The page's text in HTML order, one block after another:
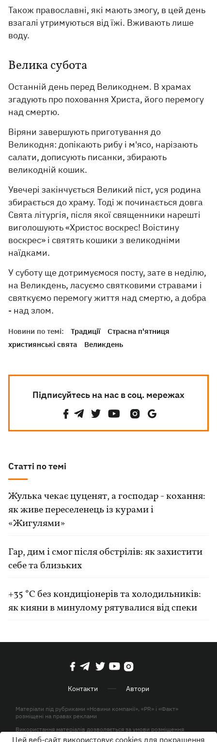
Також православні, які мають змогу, в цей день
взагалі утримуються від їжі. Вживають лише
воду.
Велика субота
Останній день перед Великоднем. В храмах
згадують про поховання Христа, його перемогу
над смертю.
Віряни завершують приготування до
Великодня: допікають рибу і м'ясо, нарізають
салати, дописують писанки, збирають
великодній кошик.
Увечері закінчується Великий піст, уся родина
збирається до храму. Тоді ж починається довга
Свята літургія, після якої священники нарешті
виголошують «Христос воскрес! Воістину
воскрес» і святять кошики з великодніми
наїдками.
У суботу ще дотримуємося посту, зате в неділю,
на Великдень, ласуємо святковими стравами і
святкуємо перемогу життя над смертю, а добра
- над злом.
Новини по темі: Традиції
Страсна п'ятниця
християнські свята
Великдень
Підписуйтесь на нас в соц. мережах
Статті по темі
Жулька чекає цуценят, а господар - кохання:
як живе переселенець із курами і
«Жигулями»
Гар, дим і смог після обстрілів: як захистити
себе та близьких
+35 °C без кондиціонерів та холодильників:
як кияни в минулому рятувалися від спеки
Контакти Автори
Матеріали під рубриками «Новини компанії», «PR» і «Факт»
розміщені на правах реклами
Використання матеріалів дозволяється за умови розміщення
активного гіперпосилання на KP.UA в першому абзаці.
Цей веб-сайт використовує cookies для покращення